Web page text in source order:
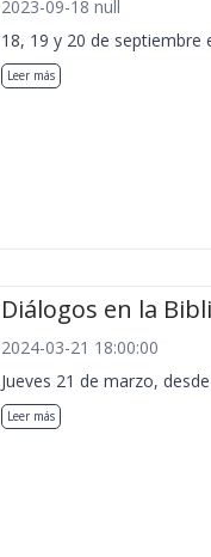
2023-09-18 null
18, 19 y 20 de septiembre
Leer más
Diálogos en la
2024-03-21 18:00:00
Jueves 21 de marzo,
Leer más